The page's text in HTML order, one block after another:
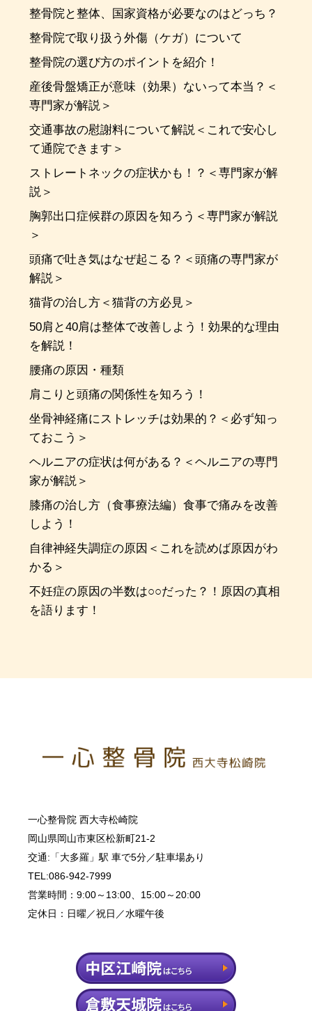
整骨院と整体、国家資格が必要なのはどっち？
整骨院で取り扱う外傷（ケガ）について
整骨院の選び方のポイントを紹介！
産後骨盤矯正が意味（効果）ないって本当？＜
専門家が解説＞
交通事故の慰謝料について解説＜これで安心し
て通院できます＞
ストレートネックの症状かも！？＜専門家が解
説＞
胸郭出口症候群の原因を知ろう＜専門家が解説
＞
頭痛で吐き気はなぜ起こる？＜頭痛の専門家が
解説＞
猫背の治し方＜猫背の方必見＞
50肩と40肩は整体で改善しよう！効果的な理由
を解説！
腰痛の原因・種類
肩こりと頭痛の関係性を知ろう！
坐骨神経痛にストレッチは効果的？＜必ず知っ
ておこう＞
ヘルニアの症状は何がある？＜ヘルニアの専門
家が解説＞
膝痛の治し方（食事療法編）食事で痛みを改善
しよう！
自律神経失調症の原因＜これを読めば原因がわ
かる＞
不妊症の原因の半数は○○だった？！原因の真相
を語ります！
一心整骨院 西大寺松崎院
岡山県岡山市東区松新町21-2
交通:「大多羅」駅 車で5分／駐車場あり
TEL:086-942-7999
営業時間：9:00～13:00、15:00～20:00
定休日：日曜／祝日／水曜午後